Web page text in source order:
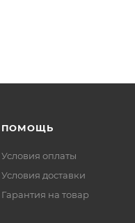
ПОМОЩЬ
Условия оплаты
Условия доставки
Гарантия на товар